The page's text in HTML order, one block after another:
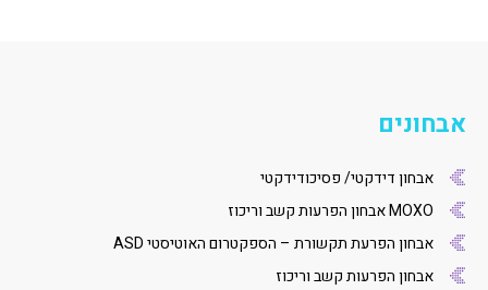
אבחונים
אבחון דידקטי/ פסיכודידקטי
MOXO אבחון הפרעות קשב וריכוז
אבחון הפרעת תקשורת – הספקטרום האוטיסטי ASD
אבחון הפרעות קשב וריכוז